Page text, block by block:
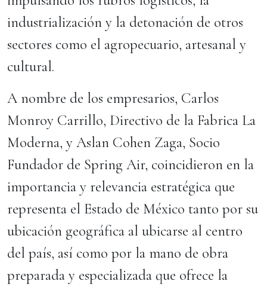
industrialización y la detonación de otros
sectores como el agropecuario, artesanal y
cultural.
A nombre de los empresarios, Carlos
Monroy Carrillo, Directivo de la Fabrica La
Moderna, y Aslan Cohen Zaga, Socio
Fundador de Spring Air, coincidieron en la
importancia y relevancia estratégica que
representa el Estado de México tanto por su
ubicación geográfica al ubicarse al centro
del país, así como por la mano de obra
preparada y especializada que ofrece la